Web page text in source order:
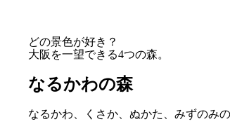
どの景色が好き？
大阪を一望できる4つの森。
なるかわの森
なるかわ、くさか、ぬかた、みずのみ